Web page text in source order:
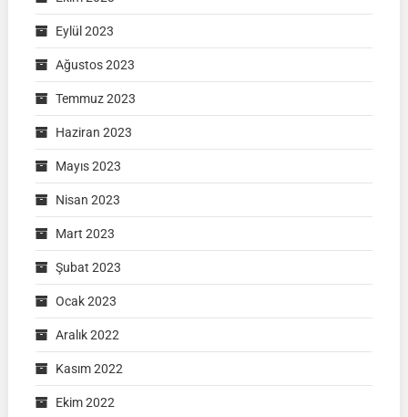
Eylül 2023
Ağustos 2023
Temmuz 2023
Haziran 2023
Mayıs 2023
Nisan 2023
Mart 2023
Şubat 2023
Ocak 2023
Aralık 2022
Kasım 2022
Ekim 2022